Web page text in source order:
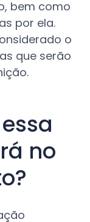
bem como
por ela.
o
que serão
no